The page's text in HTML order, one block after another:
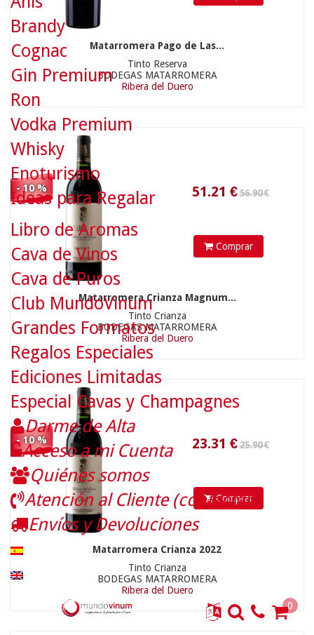
Matarromera Pago de Las...
Tinto Reserva
BODEGAS MATARROMERA
Ribera del Duero
- 10 %
51.21€
Comprar
Matarromera Crianza Magnum...
Tinto Crianza
BODEGAS MATARROMERA
Ribera del Duero
- 10 %
23.31€
25.90 €
Comprar
Matarromera Crianza 2022
Tinto Crianza
BODEGAS MATARROMERA
Ribera del Duero
Brandy
Cognac
Gin Premium
Ron
Vodka Premium
Whisky
Enoturismo
Ideas para Regalar
Libro de Aromas
Cava de Vinos
Cava de Puros
Club MundoVinum
Grandes Formatos
Regalos Especiales
Ediciones Limitadas
Especial Cavas y Champagnes
Darme de Alta
Acceso a mi Cuenta
Quiénes somos
Atención al Cliente (contactar)
Envíos y Devoluciones
0